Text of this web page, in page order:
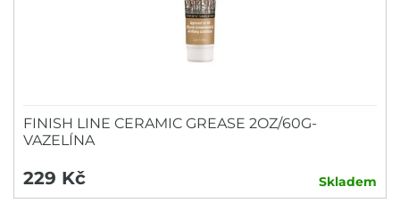
FINISH LINE CERAMIC GREASE 2OZ/60G-
VAZELÍNA
229 Kč Skladem